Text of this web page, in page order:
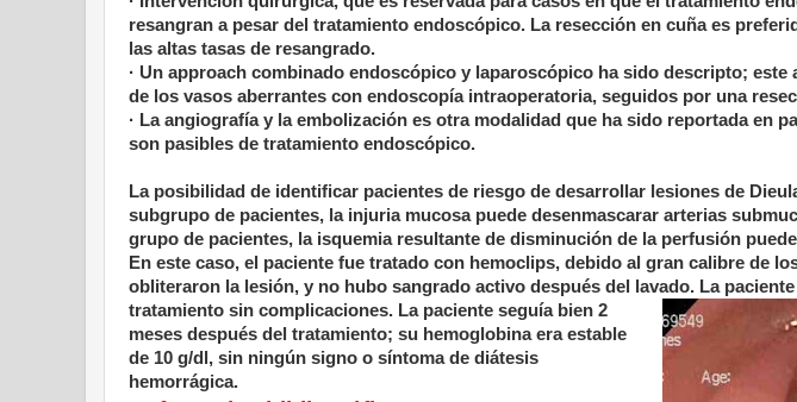
resangran a pesar del tratamiento endoscópico. La resección en cuña es
las altas tasas de resangrado.
· Un approach combinado endoscópico y laparoscópico ha sido descripto;
de los vasos aberrantes con endoscopía intraoperatoria, seguidos por una
· La angiografía y la embolización es otra modalidad que ha sido reportada en
son pasibles de tratamiento endoscópico.
La posibilidad de identificar pacientes de riesgo de desarrollar lesiones de
subgrupo de pacientes, la injuria mucosa puede desenmascarar arterias
grupo de pacientes, la isquemia resultante de disminución de la perfusión
En este caso, el paciente fue tratado con hemoclips, debido al gran calibre de
obliteraron la lesión, y no hubo sangrado activo después del lavado. La paciente
tratamiento sin complicaciones. La paciente seguía bien 2
meses después del tratamiento; su hemoglobina era estable
de 10 g/dl, sin ningún signo o síntoma de diátesis
hemorrágica.